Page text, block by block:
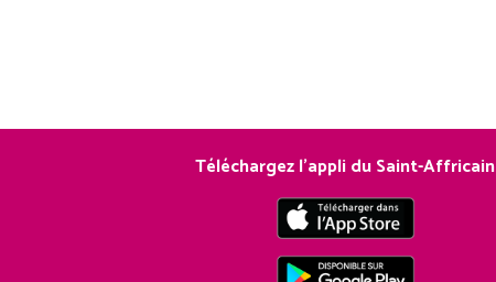
Téléchargez l’appli du Saint-Affricain